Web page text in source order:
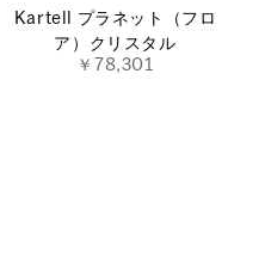
Kartell プラネット（フロ
ア）クリスタル
￥78,301